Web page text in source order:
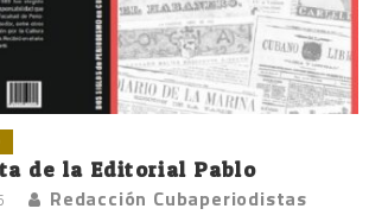
de la Editorial Pablo
Redacción Cubaperiodistas